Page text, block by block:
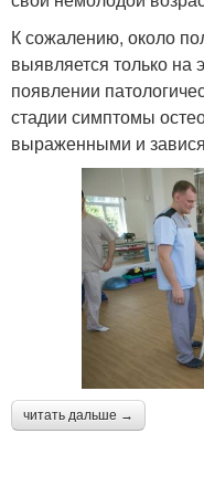
К сожалению, около
выявляется только на
появлении
стадии симптомы
выраженными и
читать дальше →